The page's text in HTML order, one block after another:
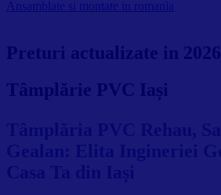
Ansamblate si montate in romania
Preturi actualizate in 2026
Tâmplărie PVC Iași